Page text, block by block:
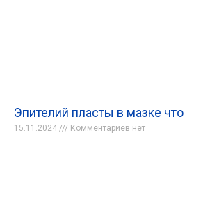
Эпителий пласты в мазке что
15.11.2024 Комментариев нет